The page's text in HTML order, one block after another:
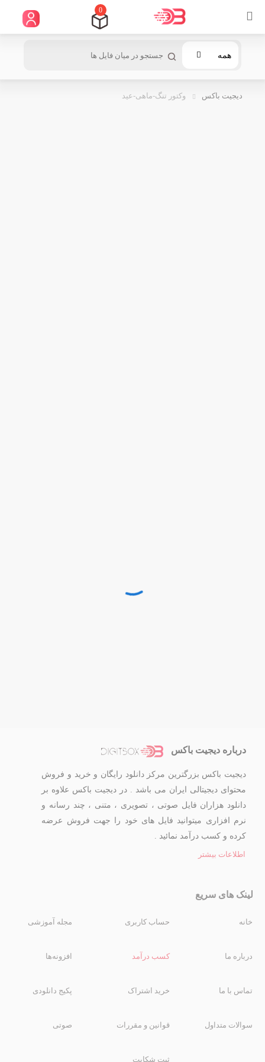
0
همه
دیجیت باکس وکتور تنگ-ماهی-عید
درباره دیجیت باکس
دیجیت باکس بزرگترین مرکز دانلود رایگان و خرید و فروش
محتوای دیجیتالی ایران می باشد . در دیجیت باکس علاوه بر
دانلود هزاران فایل صوتی ، تصویری ، متنی ، چند رسانه و
نرم افزاری میتوانید فایل های خود را جهت فروش عرضه
کرده و کسب درآمد نمائید .
اطلاعات بیشتر
لینک های سریع
خانه
درباره ما
تماس با ما
سوالات متداول
حساب کاربری
کسب درآمد
خرید اشتراک
قوانین و مقررات
ثبت شکایت
مجله آموزشی
افزونه‌ها
پکیج دانلودی
صوتی